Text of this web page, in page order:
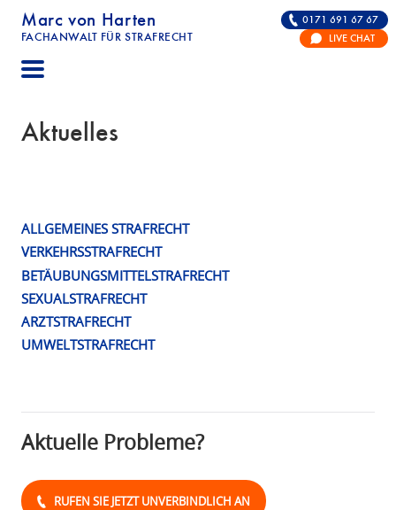
Marc von Harten
FACHANWALT FÜR STRAFRECHT
STRAFRECHT | RECHTSANWALT FÜR DIE
0171 691 67 67
LIVE CHAT
Aktuelles
ALLGEMEINES STRAFRECHT
VERKEHRSSTRAFRECHT
BETÄUBUNGSMITTELSTRAFRECHT
SEXUALSTRAFRECHT
ARZTSTRAFRECHT
UMWELTSTRAFRECHT
Aktuelle Probleme?
RUFEN SIE JETZT UNVERBINDLICH AN